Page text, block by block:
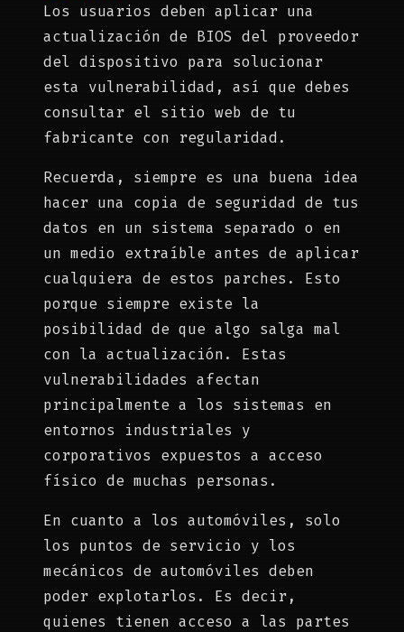
Los usuarios deben aplicar una
actualización de BIOS del proveedor
del dispositivo para solucionar
esta vulnerabilidad, así que debes
consultar el sitio web de tu
fabricante con regularidad.
Recuerda, siempre es una buena idea
hacer una copia de seguridad de tus
datos en un sistema separado o en
un medio extraíble antes de aplicar
cualquiera de estos parches. Esto
porque siempre existe la
posibilidad de que algo salga mal
con la actualización. Estas
vulnerabilidades afectan
principalmente a los sistemas en
entornos industriales y
corporativos expuestos a acceso
físico de muchas personas.
En cuanto a los automóviles, solo
los puntos de servicio y los
mecánicos de automóviles deben
poder explotarlos. Es decir,
quienes tienen acceso a las partes